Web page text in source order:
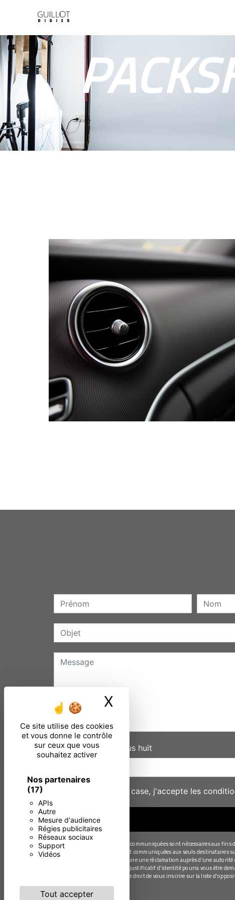
Ce site utilise des cookies
et vous donne le contrôle
sur ceux que vous
souhaitez activer
Nos partenaires
(17)
APIs
Autre
Mesure d'audience
Régies publicitaires
Réseaux sociaux
Support
Vidéos
Tout accepter
X
Combien font un plus huit
En cochant cette case, j'accepte les
** Les données personnelles communiquées sont nécessaires aux
Les données collectées seront communiquées aux seuls
moment et du droit d’introduire une réclamation auprès d’une
électronique à l'adresse . Un justificatif d'identité pourra vous être
des contentieux. Vous avez le droit de vous inscrire sur la liste